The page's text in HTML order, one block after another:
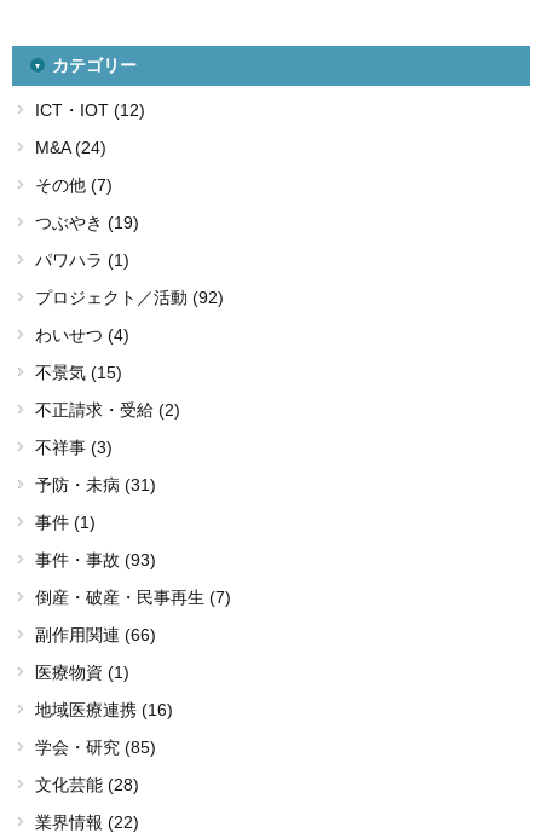
カテゴリー
ICT・IOT (12)
M&A (24)
その他 (7)
つぶやき (19)
パワハラ (1)
プロジェクト／活動 (92)
わいせつ (4)
不景気 (15)
不正請求・受給 (2)
不祥事 (3)
予防・未病 (31)
事件 (1)
事件・事故 (93)
倒産・破産・民事再生 (7)
副作用関連 (66)
医療物資 (1)
地域医療連携 (16)
学会・研究 (85)
文化芸能 (28)
業界情報 (22)